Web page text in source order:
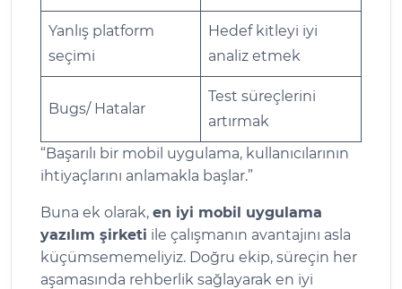
Yanlış platform
seçimi
Hedef kitleyi iyi
analiz etmek
Bugs/ Hatalar
Test süreçlerini
artırmak
“Başarılı bir mobil uygulama, kullanıcılarının
ihtiyaçlarını anlamakla başlar.”
Buna ek olarak, en iyi mobil uygulama
yazılım şirketi ile çalışmanın avantajını asla
küçümsememeliyiz. Doğru ekip, süreçin her
aşamasında rehberlik sağlayarak en iyi